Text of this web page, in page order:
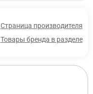
Страница производителя
Товары бренда в разделе